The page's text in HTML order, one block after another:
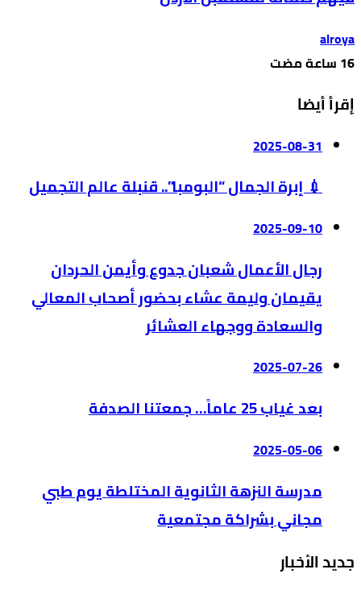
alroya
إقرأ أيضا
2025-08-31
💉 إبرة الجمال “البومبا”.. قنبلة عالم التجميل
2025-09-10
رجال الأعمال شعبان جدوع وأيمن الحردان
يقيمان وليمة عشاء بحضور أصحاب المعالي
والسعادة ووجهاء العشائر
2025-07-26
بعد غياب 25 عاماً… جمعتنا الصدفة
2025-05-06
مدرسة النزهة الثانوية المختلطة يوم طبي
مجاني بشراكة مجتمعية
جديد الأخبار